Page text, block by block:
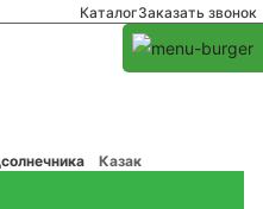
КаталогЗаказать звонок
Казак